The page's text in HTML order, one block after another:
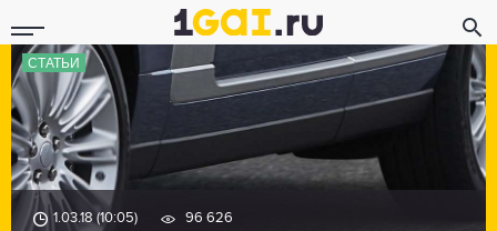
СТАТЬИ
1.03.18 (10:05) 96 626